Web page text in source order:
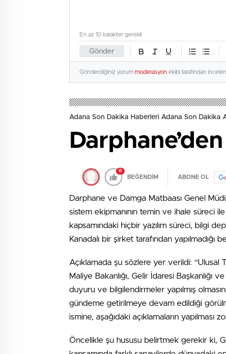
Gönder
En az 10 karakter gerekli
Gönderdiğiniz yorum moderasyon ekibi tarafından
Adana Son Dakika Haberleri Adana Son Dakika
0
BEĞENDİM ABONE OL
Darphane ve Damga Matbaası Genel
sistem ekipmanının temin ve ihale süreci
kapsamındaki hiçbir yazılım süreci, bilgi
Kanadalı bir şirket tarafından yapılmadığı
Açıklamada şu sözlere yer verildi: “Ulusal
Maliye Bakanlığı, Gelir İdaresi
duyuru ve bilgilendirmeler yapılmış
gündeme getirilmeye devam edildiği
ismine, aşağıdaki açıklamaların yapılması
Öncelikle şu hususu belirtmek gerekir ki,